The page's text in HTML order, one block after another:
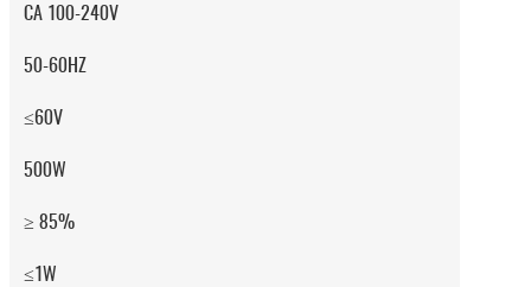
CA 100-240V
50-60HZ
≤60V
500W
≥ 85%
≤1W